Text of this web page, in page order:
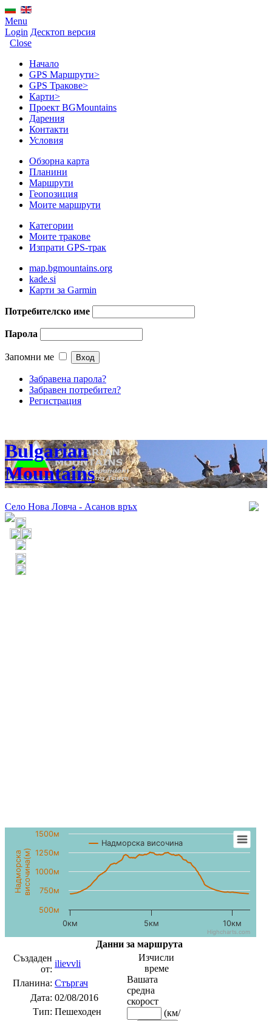
Menu
Login Десктоп версия
Close
Начало
GPS Mаршрути>
GPS Тракове>
Карти>
Проект BGMountains
Дарения
Контакти
Условия
Обзорна карта
Планини
Маршрути
Геопозиция
Моите маршрути
Категории
Моите тракове
Изпрати GPS-трак
map.bgmountains.org
kade.si
Карти за Garmin
Потребителско име
Парола
Запомни ме
Забравена парола?
Забравен потребител?
Регистрация
Bulgarian
Mountains
Село Нова Ловча - Асанов връх
Надморскависочина(м)
Надморска височина
0км 10км
5км
500м
750м
1000м
1250м
1500м
Highcharts.com
Данни за маршрута
Създаден
от:
ilievvli
Изчисли
време
Вашата
средна
скорост
(км/
Планина: Стъргач
Дата: 02/08/2016
Тип: Пешеходен